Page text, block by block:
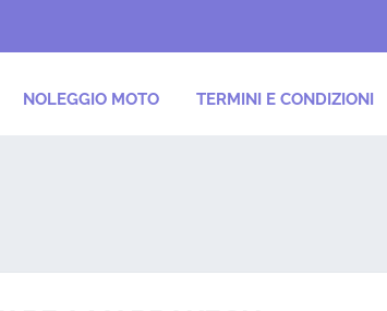
NOLEGGIO MOTO TERMINI E CONDIZIONI